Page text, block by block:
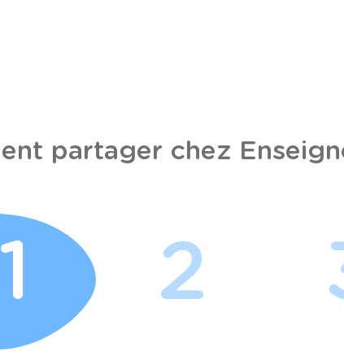
partager chez
1 2